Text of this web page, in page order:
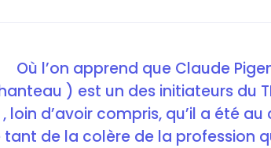
Où l’on apprend que Claude
) est un des initiateurs du
, loin d’avoir compris, qu’il a été
tant de la colère de la profession